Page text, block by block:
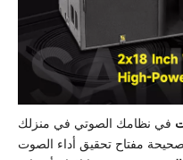
في نظامك الصوتي في منزلك
مفتاح تحقيق أداء الصوت